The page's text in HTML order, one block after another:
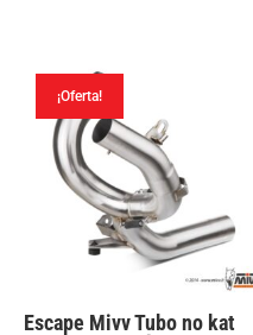
era:
¡Oferta!
Escape Mivv Tubo no kat